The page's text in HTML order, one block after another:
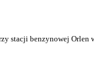
stacji benzynowej Orlen